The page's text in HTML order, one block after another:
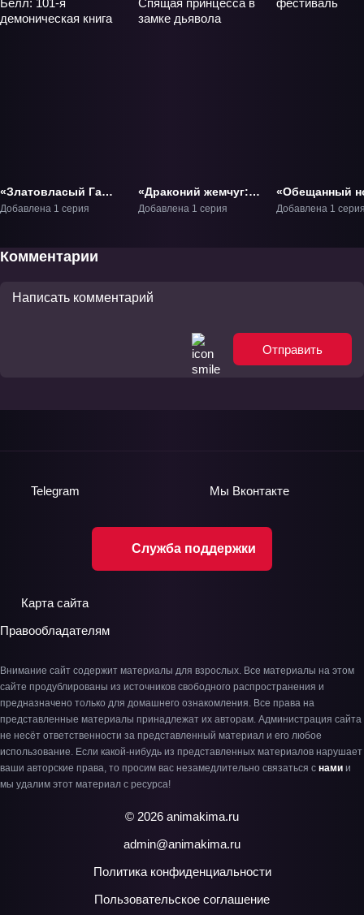
«Златовласый Гаш
Белл: 101-я
Добавлена 1 серия
«Драконий жемчуг:
Спящая принцесса в
Добавлена 1 серия
«Обещанный
фестиваль»
Добавлена 1
Комментарии
Отправить
Служба поддержки
Telegram Мы Вконтакте
Карта сайта
Правообладателям
Внимание сайт содержит материалы для взрослых. Все материалы на этом
сайте продублированы из источников свободного распространения и
предназначено только для домашнего ознакомления. Все права на
представленные материалы принадлежат их авторам. Администрация сайта
не несёт ответственности за представленный материал и его любое
использование. Если какой-нибудь из представленных материалов нарушает
ваши авторские права, то просим вас незамедлительно связаться с нами и
мы удалим этот материал с ресурса!
© 2026 animakima.ru
admin@animakima.ru
Политика конфиденциальности
Пользовательское соглашение